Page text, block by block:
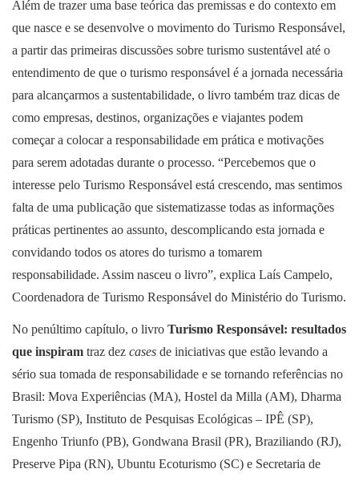
Além de trazer uma base teórica das premissas e do contexto em
que nasce e se desenvolve o movimento do Turismo Responsável,
a partir das primeiras discussões sobre turismo sustentável até o
entendimento de que o turismo responsável é a jornada necessária
para alcançarmos a sustentabilidade, o livro também traz dicas de
como empresas, destinos, organizações e viajantes podem
começar a colocar a responsabilidade em prática e motivações
para serem adotadas durante o processo. “Percebemos que o
interesse pelo Turismo Responsável está crescendo, mas sentimos
falta de uma publicação que sistematizasse todas as informações
práticas pertinentes ao assunto, descomplicando esta jornada e
convidando todos os atores do turismo a tomarem
responsabilidade. Assim nasceu o livro”, explica Laís Campelo,
Coordenadora de Turismo Responsável do Ministério do Turismo.
No penúltimo capítulo, o livro Turismo Responsável: resultados
que inspiram traz dez cases de iniciativas que estão levando a
sério sua tomada de responsabilidade e se tornando referências no
Brasil: Mova Experiências (MA), Hostel da Milla (AM), Dharma
Turismo (SP), Instituto de Pesquisas Ecológicas – IPÊ (SP),
Engenho Triunfo (PB), Gondwana Brasil (PR), Braziliando (RJ),
Preserve Pipa (RN), Ubuntu Ecoturismo (SC) e Secretaria de